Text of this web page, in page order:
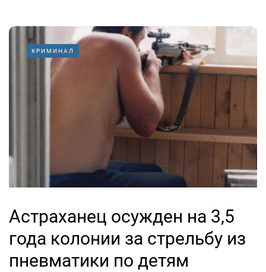
КРИМИНАЛ
Астраханец осужден на 3,5
года колонии за стрельбу из
пневматики по детям